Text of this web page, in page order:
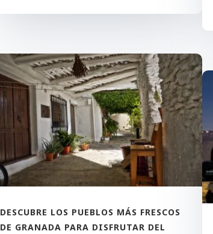
DESCUBRE LOS PUEBLOS MÁS FRESCOS
DE GRANADA PARA DISFRUTAR DEL